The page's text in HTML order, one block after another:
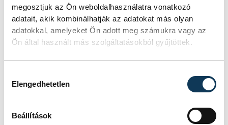
megosztjuk az Ön weboldalhasználatra vonatkozó
adatait, akik kombinálhatják az adatokat más olyan
adatokkal, amelyeket Ön adott meg számukra vagy az
Ön által használt más szolgáltatásokból gyűjtöttek.
Elengedhetetlen
Beállítások
Hold felszínébe csapódott a SpaceX
egyik Falcon–9 rakétájának felső
fokozata. A becsapódást a Földről
szabad szemmel nem lehetett látni, a
szakemberek azonban távcsövekkel
figyelték az eseményt.
Magyarország a